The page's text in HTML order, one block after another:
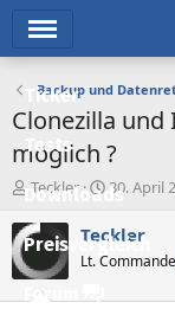
Ticker
Tests
Downloads
Preisvergleich
Forum
Backup und
Clonezilla
möglich ?
E
r
s
t
e
Teckler
E
r
s
e
30. April
Teckler
Lt.